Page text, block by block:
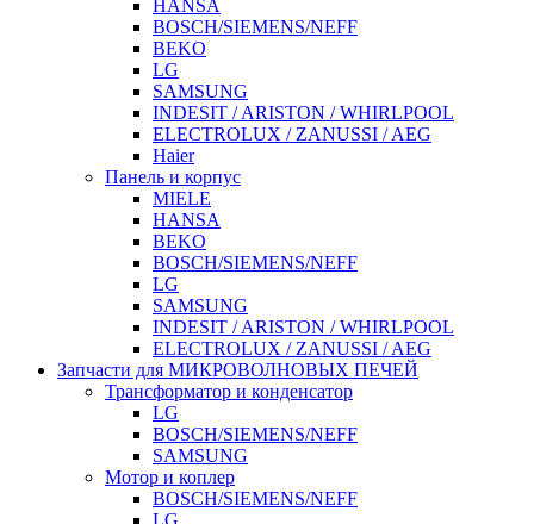
HANSA
BOSCH/SIEMENS/NEFF
BEKO
LG
SAMSUNG
INDESIT / ARISTON / WHIRLPOOL
ELECTROLUX / ZANUSSI / AEG
Haier
Панель и корпус
MIELE
HANSA
BEKO
BOSCH/SIEMENS/NEFF
LG
SAMSUNG
INDESIT / ARISTON / WHIRLPOOL
ELECTROLUX / ZANUSSI / AEG
Запчасти для МИКРОВОЛНОВЫХ ПЕЧЕЙ
Трансформатор и конденсатор
LG
BOSCH/SIEMENS/NEFF
SAMSUNG
Мотор и коплер
BOSCH/SIEMENS/NEFF
LG